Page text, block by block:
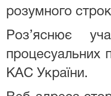
розумного
Роз’яснює
процесуальних
КАС України.